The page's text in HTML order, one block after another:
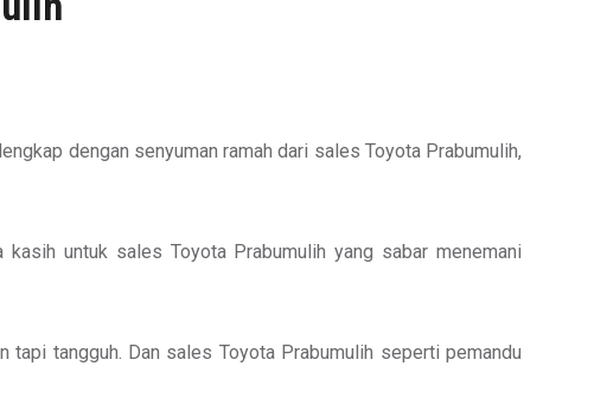
dengan senyuman ramah dari sales Toyota Prabumulih,
kasih untuk sales Toyota Prabumulih yang sabar menemani
tapi tangguh. Dan sales Toyota Prabumulih seperti pemandu